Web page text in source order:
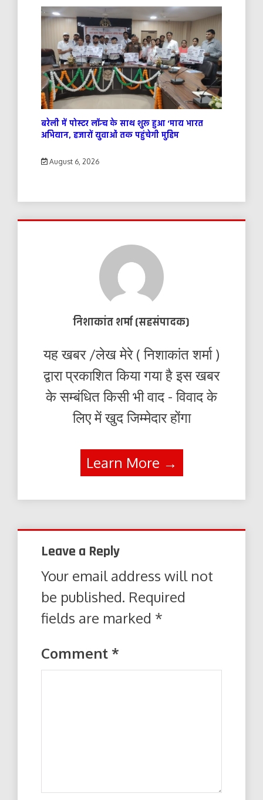
बरेली में पोस्टर लॉन्च के साथ शुरू हुआ ‘माय भारत
अभियान, हजारों युवाओं तक पहुंचेगी मुहिम
August 6, 2026
निशाकांत शर्मा (सहसंपादक)
यह खबर /लेख मेरे ( निशाकांत शर्मा )
द्वारा प्रकाशित किया गया है इस खबर
के सम्बंधित किसी भी वाद - विवाद के
लिए में खुद जिम्मेदार होंगा
Learn More →
Leave a Reply
Your email address will not
be published. Required
fields are marked *
Comment *